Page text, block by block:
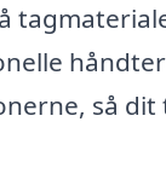
så dit